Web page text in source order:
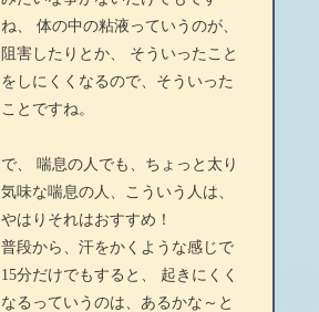
ね、 体の中の粘液っていうのが、
阻害したりとか、 そういったこと
をしにくくなるので、そういった
ことですね。
で、 喘息の人でも、ちょっと太り
気味な喘息の人、こういう人は、
やはりそれはおすすめ！
普段から、汗をかくような感じで
15分だけでもすると、 起きにくく
なるっていうのは、あるかな～と